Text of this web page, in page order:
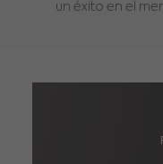
un éxito en el